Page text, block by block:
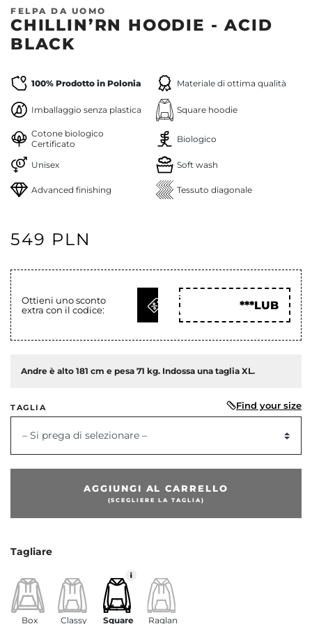
FELPA DA UOMO
CHILLIN’RN HOODIE - ACID
BLACK
100% Prodotto in Polonia Materiale di ottima qualità
Imballaggio senza plastica Square hoodie
Cotone biologico
Certificato
Biologico
Unisex Soft wash
Advanced finishing Tessuto diagonale
549 PLN
Ottieni uno sconto
extra con il codice:
OTTIENI
COD
***LUB
Andre è alto 181 cm e pesa 71 kg. Indossa una taglia XL.
TAGLIA Find your size
– Si prega di selezionare –
AGGIUNGI AL CARRELLO
(SCEGLIERE LA TAGLIA)
Tagliare
Box
Classy
Square
Raglan